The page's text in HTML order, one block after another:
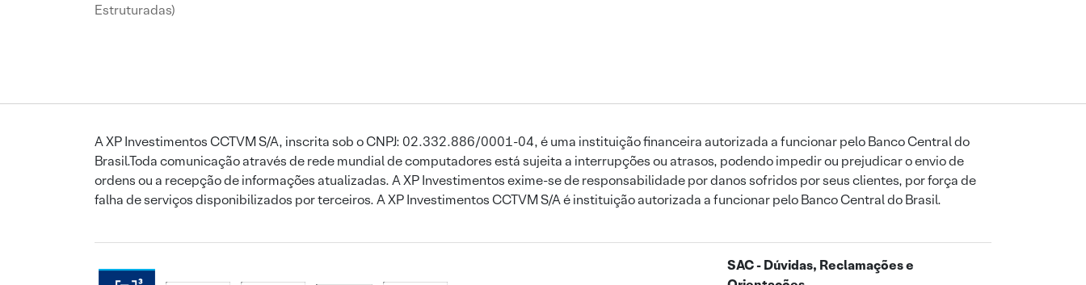
Estruturadas)
A XP Investimentos CCTVM S/A, inscrita sob o CNPJ: 02.332.886/0001-04, é uma instituição financeira autorizada a funcionar pelo Banco Central do
Brasil.Toda comunicação através de rede mundial de computadores está sujeita a interrupções ou atrasos, podendo impedir ou prejudicar o envio de
ordens ou a recepção de informações atualizadas. A XP Investimentos exime-se de responsabilidade por danos sofridos por seus clientes, por força de
falha de serviços disponibilizados por terceiros. A XP Investimentos CCTVM S/A é instituição autorizada a funcionar pelo Banco Central do Brasil.
SAC - Dúvidas, Reclamações e